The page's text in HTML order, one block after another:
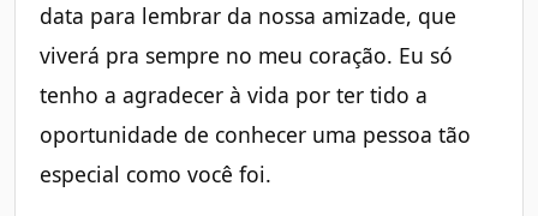
data para lembrar da nossa amizade, que
viverá pra sempre no meu coração. Eu só
tenho a agradecer à vida por ter tido a
oportunidade de conhecer uma pessoa tão
especial como você foi.